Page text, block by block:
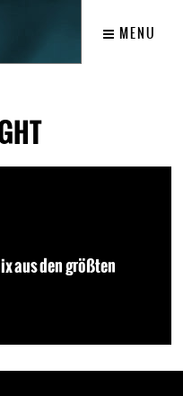
MENU
aus den größten